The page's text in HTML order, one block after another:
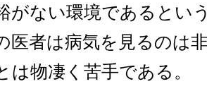
がない環境であるとい
医者は病気を見るのは
は物凄く苦手である。